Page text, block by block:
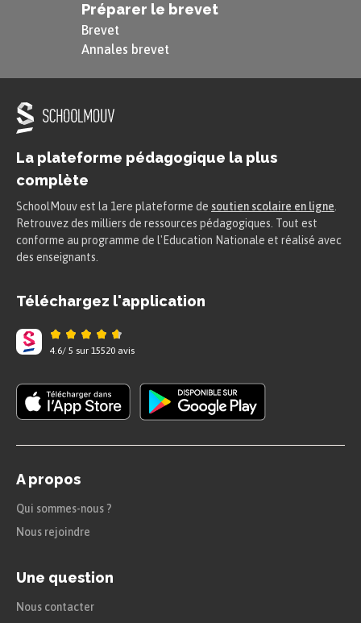
« Bords de mer » ;
les objets humains : « Le Cageot », « La
Bougie », « La Cigarette », « Le Pain »,
Lemeunier rue de la Chaussée d’Antin »,
« Les Trois Boutique », « RC Seine
Numéro » ;
les types humains : « La Jeune Mère »,
On peut proposer un autre classement, selon
l’opération principale de chaque poème :
comme « Pauvres pêcheurs », semblent
certains mots qui suffisent à construire
un sens :
« À court de haleurs deux chaînes sans
roi, la marmaille au milieu criait près des
paniers :
Préparer le brevet
Brevet
Annales brevet
La plateforme pédagogique la plus
complète
SchoolMouv est la 1ere plateforme de soutien scolaire en ligne
Retrouvez des milliers de ressources pédagogiques. Tout est
conforme au programme de l'Education Nationale et réalisé avec
des enseignants.
Téléchargez l'application
4.6/ 5 sur 15520 avis
A propos
Qui sommes-nous ?
Nous rejoindre
Une question
Nous contacter